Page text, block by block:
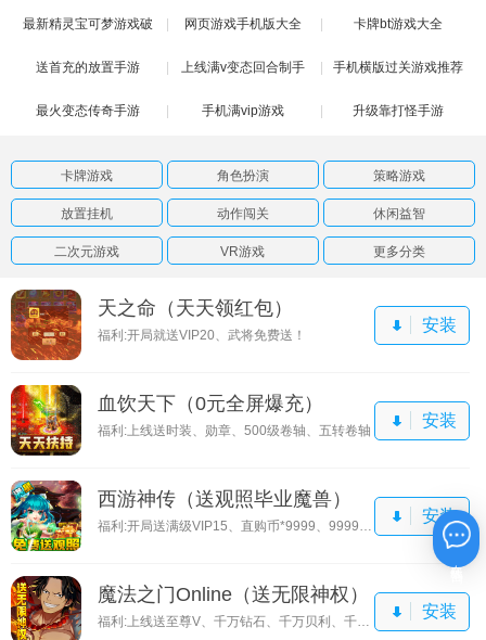
最新精灵宝可梦游戏破
解版
网页游戏手机版大全 卡牌bt游戏大全
送首充的放置手游 上线满v变态回合制手
游
手机横版过关游戏推荐
最火变态传奇手游 手机满vip游戏 升级靠打怪手游
卡牌游戏 角色扮演 策略游戏
放置挂机 动作闯关 休闲益智
二次元游戏 VR游戏 更多分类
天之命（天天领红包）
福利:开局就送VIP20、武将免费送！
安装
血饮天下（0元全屏爆充）
福利:上线送时装、勋章、500级卷轴、五转卷轴
安装
西游神传（送观照毕业魔兽）
安装
魔法之门Online（送无限神权）
安装